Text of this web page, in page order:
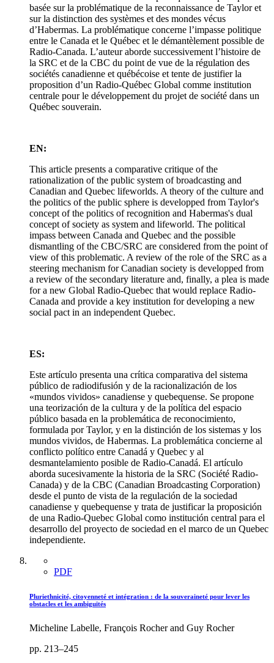
basée sur la problématique de la reconnaissance de Taylor et
sur la distinction des systèmes et des mondes vécus
d’Habermas. La problématique concerne l’impasse politique
entre le Canada et le Québec et le démantèlement possible de
Radio-Canada. L’auteur aborde successivement l’histoire de
la SRC et de la CBC du point de vue de la régulation des
sociétés canadienne et québécoise et tente de justifier la
proposition d’un Radio-Québec Global comme institution
centrale pour le développement du projet de société dans un
Québec souverain.
EN:
This article presents a comparative critique of the
rationalization of the public system of broadcasting and
Canadian and Quebec lifeworlds. A theory of the culture and
the politics of the public sphere is developped from Taylor's
concept of the politics of recognition and Habermas's dual
concept of society as system and lifeworld. The political
impass between Canada and Quebec and the possible
dismantling of the CBC/SRC are considered from the point of
view of this problematic. A review of the role of the SRC as a
steering mechanism for Canadian society is developped from
a review of the secondary literature and, finally, a plea is made
for a new Global Radio-Quebec that would replace Radio-
Canada and provide a key institution for developing a new
social pact in an independent Quebec.
ES:
Este artículo presenta una crítica comparativa del sistema
público de radiodifusión y de la racionalización de los
«mundos vividos» canadiense y quebequense. Se propone
una teorización de la cultura y de la política del espacio
público basada en la problemática de reconocimiento,
formulada por Taylor, y en la distinción de los sistemas y los
mundos vividos, de Habermas. La problemática concierne al
conflicto político entre Canadá y Quebec y al
desmantelamiento posible de Radio-Canadá. El artículo
aborda sucesivamente la historia de la SRC (Société Radio-
Canada) y de la CBC (Canadian Broadcasting Corporation)
desde el punto de vista de la regulación de la sociedad
canadiense y quebequense y trata de justificar la proposición
de una Radio-Quebec Global como institución central para el
desarrollo del proyecto de sociedad en el marco de un Quebec
independiente.
PDF
Pluriethnicité, citoyenneté et intégration : de la souveraineté pour lever les
obstacles et les ambiguïtés
Micheline Labelle, François Rocher and Guy Rocher
pp. 213–245